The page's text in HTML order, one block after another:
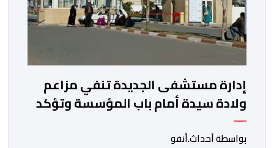
إدارة مستشفى الجديدة تنفي مزاعم
ولادة سيدة أمام باب المؤسسة وتؤكد
فتح تحقيق
بواسطة أحداث.أنفو